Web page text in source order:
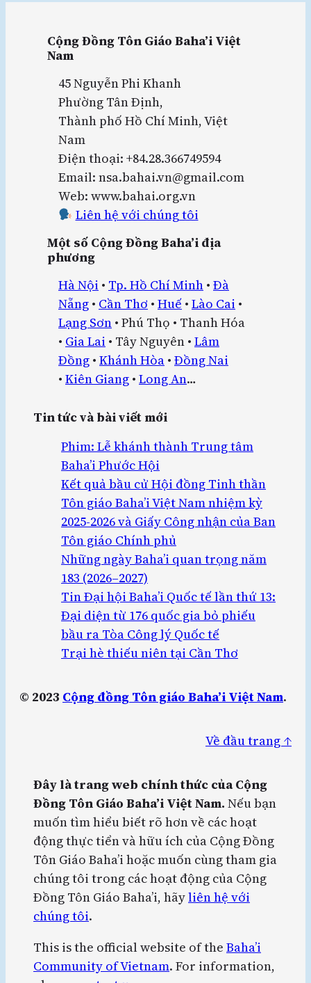
Cộng Đồng Tôn Giáo Baha’i Việt
Nam
45 Nguyễn Phi Khanh
Phường Tân Định,
Thành phố Hồ Chí Minh, Việt
Nam
Điện thoại: +84.28.366749594
Email: nsa.bahai.vn@gmail.com
Web: www.bahai.org.vn
Liên hệ với chúng tôi
Một số Cộng Đồng Baha’i địa
phương
Hà Nội • Tp. Hồ Chí Minh • Đà
Nẵng • Cần Thơ • Huế • Lào Cai •
Lạng Sơn • Phú Thọ • Thanh Hóa
• Gia Lai • Tây Nguyên • Lâm
Đồng • Khánh Hòa • Đồng Nai
• Kiên Giang • Long An…
Tin tức và bài viết mới
Phim: Lễ khánh thành Trung tâm
Baha’i Phước Hội
Kết quả bầu cử Hội đồng Tinh thần
Tôn giáo Baha’i Việt Nam nhiệm kỳ
2025-2026 và Giấy Công nhận của Ban
Tôn giáo Chính phủ
Những ngày Baha’i quan trọng năm
183 (2026–2027)
Tin Đại hội Baha’i Quốc tế lần thứ 13:
Đại diện từ 176 quốc gia bỏ phiếu
bầu ra Tòa Công lý Quốc tế
Trại hè thiếu niên tại Cần Thơ
© 2023 Cộng đồng Tôn giáo Baha’i Việt Nam.
Về đầu trang ↑
Đây là trang web chính thức của Cộng
Đồng Tôn Giáo Baha’i Việt Nam. Nếu bạn
muốn tìm hiểu biết rõ hơn về các hoạt
động thực tiển và hữu ích của Cộng Đồng
Tôn Giáo Baha’i hoặc muốn cùng tham gia
chúng tôi trong các hoạt động của Cộng
Đồng Tôn Giáo Baha’i, hãyliên hệ với
chúng tôi.
This is the official website of the Baha’i
Community of Vietnam. For information,